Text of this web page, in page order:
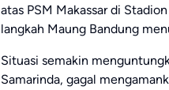
atas PSM Makassar di
langkah Maung Bandung
Situasi semakin
Samarinda, gagal